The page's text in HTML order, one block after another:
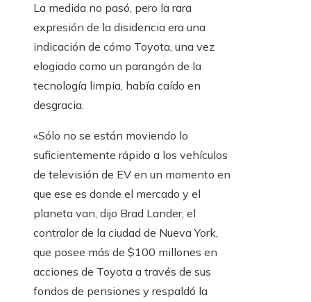
La medida no pasó, pero la rara
expresión de la disidencia era una
indicación de cómo Toyota, una vez
elogiado como un parangón de la
tecnología limpia, había caído en
desgracia.
«Sólo no se están moviendo lo
suficientemente rápido a los vehículos
de televisión de EV en un momento en
que ese es donde el mercado y el
planeta van, dijo Brad Lander, el
contralor de la ciudad de Nueva York,
que posee más de $100 millones en
acciones de Toyota a través de sus
fondos de pensiones y respaldó la